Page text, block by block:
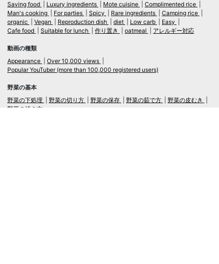
Saving food
Luxury ingredients Mote cuisine
Complimented rice
Man's cooking
For parties Spicy Rare ingredients
Camping rice
organic
Vegan Reproduction dish diet Low carb
Easy
Cafe food
Suitable for lunch 作り置き oatmeal アレルギー対応
動画の種類
Appearance
Over 10,000 views
Popular YouTuber (more than 100,000 registered users)
野菜の基本
野菜の下処理
野菜の切り方 野菜の保存 野菜の茹で方
野菜の皮むき
野菜の焼き方